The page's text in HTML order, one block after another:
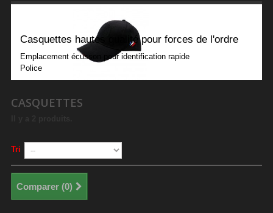
Casquettes hautes qualité pour forces de l'ordre
Emplacement écusson pour identification rapide
Police
CASQUETTES
Tri
Comparer (0)